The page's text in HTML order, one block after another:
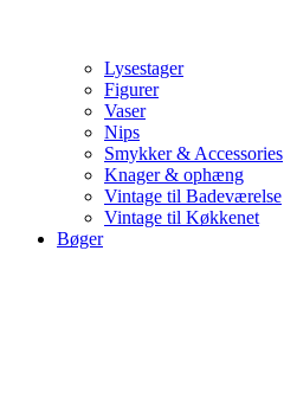
Lysestager
Figurer
Vaser
Nips
Smykker & Accessories
Knager & ophæng
Vintage til Badeværelse
Vintage til Køkkenet
Bøger